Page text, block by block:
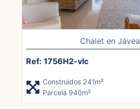
Chalet en Jávea
Ref: 1756H2-vlc
Construidos 241m²
Parcela 940m²